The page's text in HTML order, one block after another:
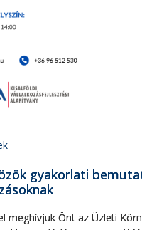
gyakorlati
meghívjuk Önt az Üzleti